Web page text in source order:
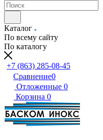
Каталог
По всему сайту
По каталогу
+7 (863) 285-08-45
Сравнение0
Отложенные 0
Корзина 0